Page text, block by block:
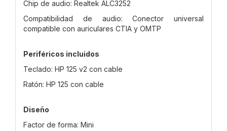
Chip de audio: Realtek ALC3252
Compatibilidad de audio: Conector universal
compatible con auriculares CTIA y OMTP
Periféricos incluidos
Teclado: HP 125 v2 con cable
Ratón: HP 125 con cable
Diseño
Factor de forma: Mini